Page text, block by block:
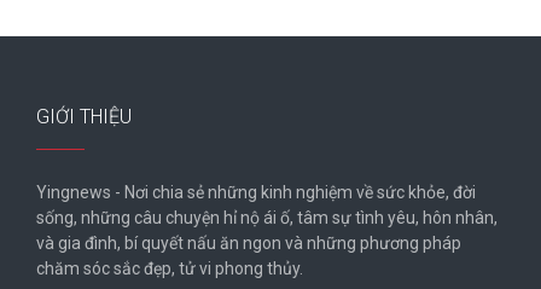
GIỚI THIỆU
Yingnews - Nơi chia sẻ những kinh nghiệm về sức khỏe, đời
sống, những câu chuyện hỉ nộ ái ố, tâm sự tình yêu, hôn nhân,
và gia đình, bí quyết nấu ăn ngon và những phương pháp
chăm sóc sắc đẹp, tử vi phong thủy.